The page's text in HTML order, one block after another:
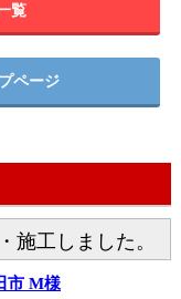
覧
ページ
施工しました。
市 M様